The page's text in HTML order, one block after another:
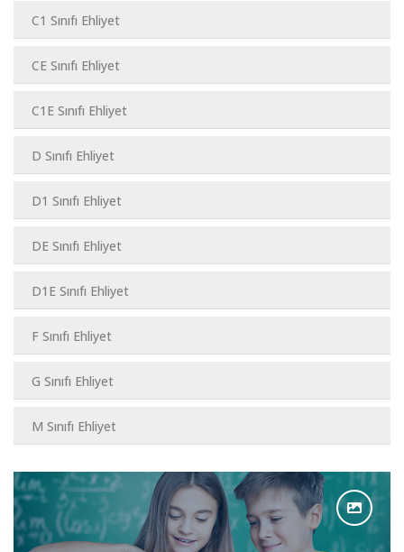
C1 Sınıfı Ehliyet
CE Sınıfı Ehliyet
C1E Sınıfı Ehliyet
D Sınıfı Ehliyet
D1 Sınıfı Ehliyet
DE Sınıfı Ehliyet
D1E Sınıfı Ehliyet
F Sınıfı Ehliyet
G Sınıfı Ehliyet
M Sınıfı Ehliyet